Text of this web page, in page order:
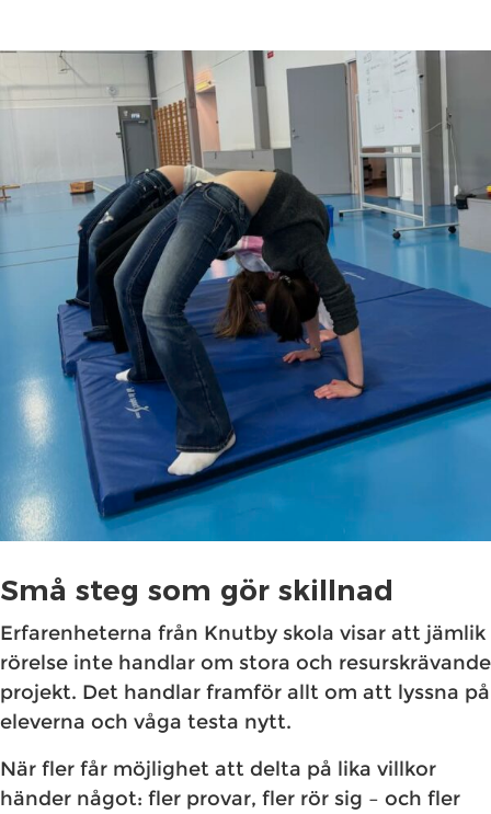
Små steg som gör skillnad
Erfarenheterna från Knutby skola visar att jämlik
rörelse inte handlar om stora och resurskrävande
projekt. Det handlar framför allt om att lyssna på
eleverna och våga testa nytt.
När fler får möjlighet att delta på lika villkor
händer något: fler provar, fler rör sig – och fler